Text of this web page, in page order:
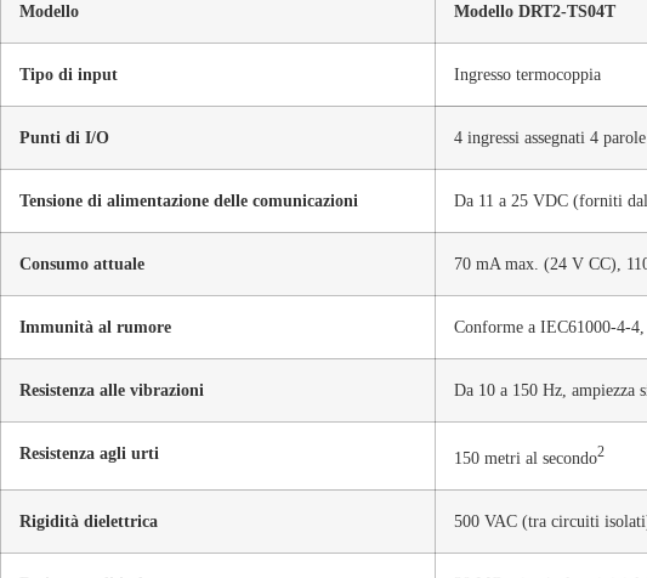
Modello Modello DRT2-TS04T
Tipo di input Ingresso termocoppia
Punti di I/O 4 ingressi assegnati 4
Tensione di alimentazione delle comunicazioni Da 11 a 25 VDC (forniti
Consumo attuale 70 mA max. (24 V CC),
Immunità al rumore Conforme a IEC61000-4-
Resistenza alle vibrazioni Da 10 a 150 Hz, ampiezza
Resistenza agli urti 150 metri al secondo2
Rigidità dielettrica 500 VAC (tra circuiti